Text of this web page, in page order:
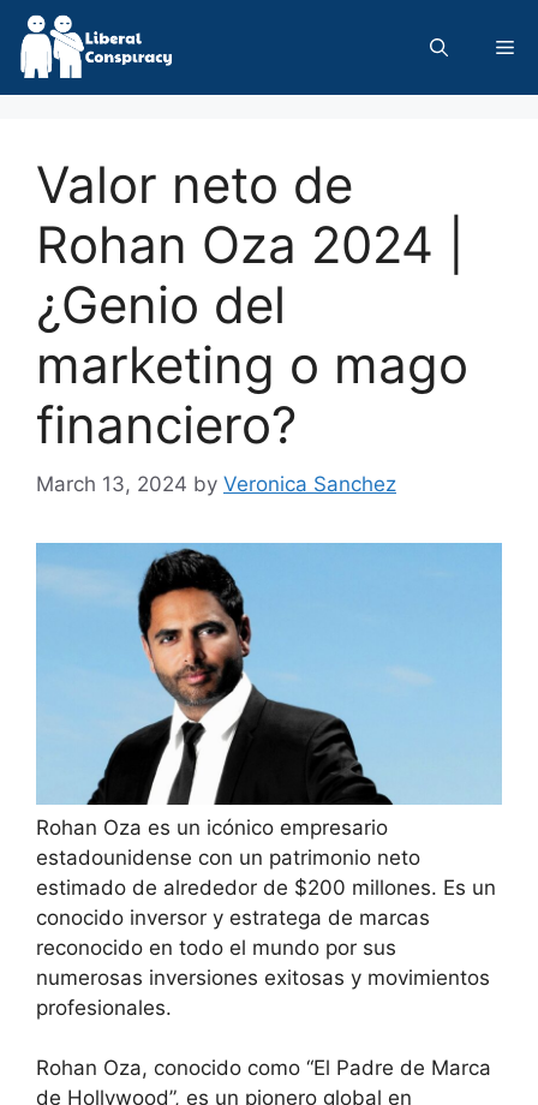
Skip
content
Valor neto de
Rohan Oza 2024 |
¿Genio del
marketing o mago
financiero?
March 13, 2024 by Veronica Sanchez
Rohan Oza es un icónico empresario
estadounidense con un patrimonio neto
estimado de alrededor de $200 millones. Es un
conocido inversor y estratega de marcas
reconocido en todo el mundo por sus
numerosas inversiones exitosas y movimientos
profesionales.
Rohan Oza, conocido como “El Padre de Marca
de Hollywood”, es un pionero global en